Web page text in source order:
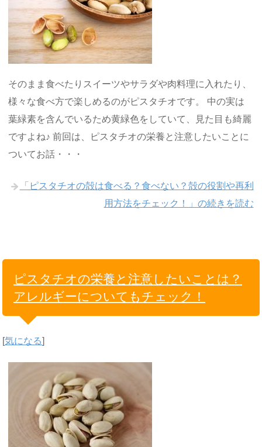
そのまま食べたりスイーツやサラダや肉料理に入れたり、
様々な食べ方で楽しめるのがピスタチオです。 中の実は
葉緑素を含んでいるため黄緑色をしていて、見た目も綺麗
ですよね♪ 前回は、ピスタチオの栄養と注意したいことに
ついてお話・・・
「ピスタチオの殻は食べる？食べない？殻の役割や再利
用方法をチェック！」の続きを読む
ピスタチオの栄養と注意したいことは？
アレルギーについてもチェック！
[気になる]